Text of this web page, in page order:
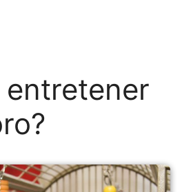
entretener